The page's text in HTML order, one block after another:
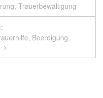
Trauerbewältigung
Beerdigung,